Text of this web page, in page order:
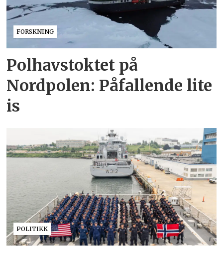
FORSKNING
Polhavstoktet på
Nordpolen: Påfallende lite
is
POLITIKK